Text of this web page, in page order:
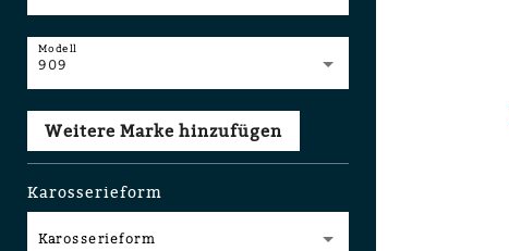
909
Modell
Weitere Marke hinzufügen
Karosserieform
Karosserieform